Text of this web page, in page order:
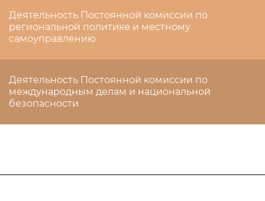
Деятельность Постоянной комиссии по
региональной политике и местному
самоуправлению
Деятельность Постоянной комиссии по
международным делам и национальной
безопасности